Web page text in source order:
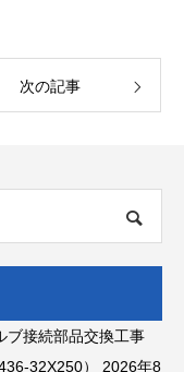
次の記事
ブ接続部品交換工事
32X250）
2026年8